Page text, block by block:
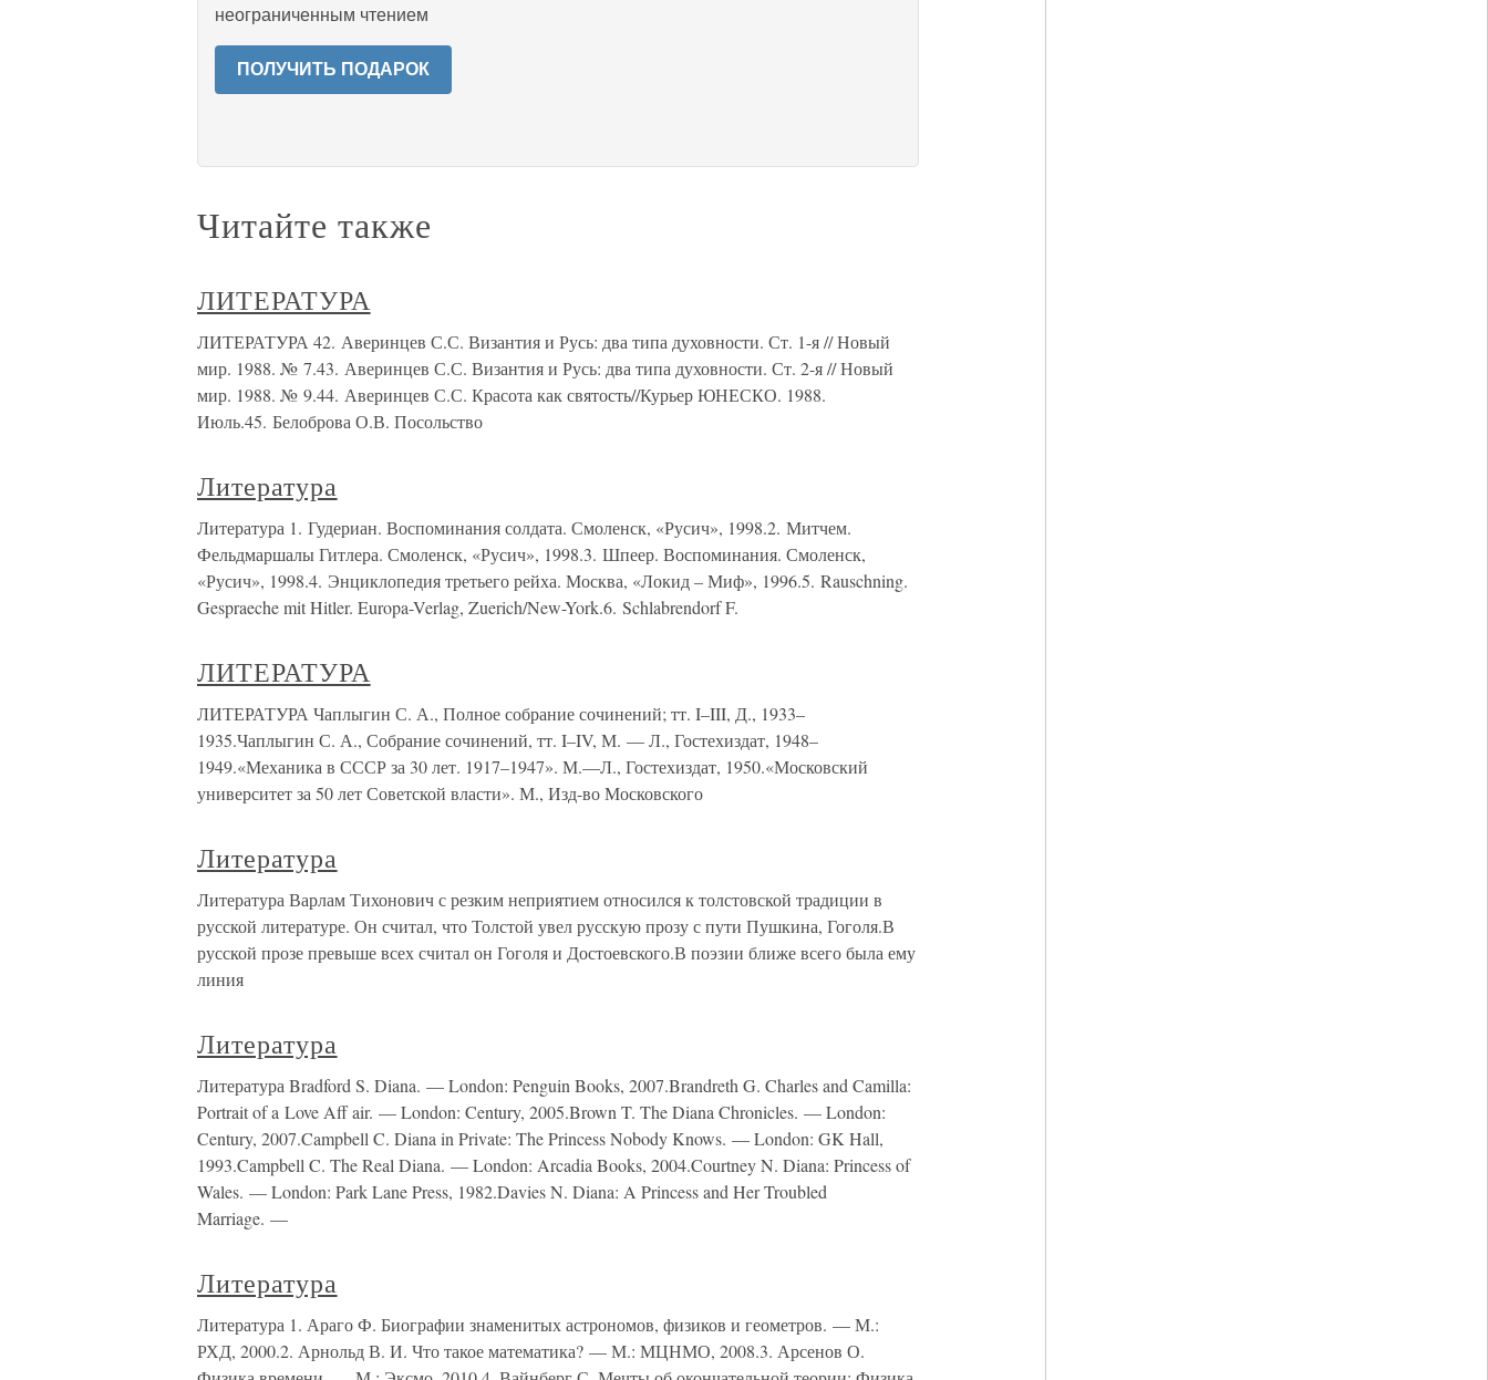
неограниченным чтением
ПОЛУЧИТЬ ПОДАРОК
Читайте также
ЛИТЕРАТУРА
ЛИТЕРАТУРА 42. Аверинцев С.С. Византия и Русь: два типа духовности. Ст. 1-я // Новый
мир. 1988. № 7.43. Аверинцев С.С. Византия и Русь: два типа духовности. Ст. 2-я // Новый
мир. 1988. № 9.44. Аверинцев С.С. Красота как святость//Курьер ЮНЕСКО. 1988.
Июль.45. Белоброва О.В. Посольство
Литература
Литература 1. Гудериан. Воспоминания солдата. Смоленск, «Русич», 1998.2. Митчем.
Фельдмаршалы Гитлера. Смоленск, «Русич», 1998.3. Шпеер. Воспоминания. Смоленск,
«Русич», 1998.4. Энциклопедия третьего рейха. Москва, «Локид – Миф», 1996.5. Rauschning.
Gespraeche mit Hitler. Europa-Verlag, Zuerich/New-York.6. Schlabrendorf F.
ЛИТЕРАТУРА
ЛИТЕРАТУРА Чаплыгин С. А., Полное собрание сочинений; тт. I–III, Д., 1933–
1935.Чаплыгин С. А., Собрание сочинений, тт. I–IV, М. — Л., Гостехиздат, 1948–
1949.«Механика в СССР за 30 лет. 1917–1947». М.—Л., Гостехиздат, 1950.«Московский
университет за 50 лет Советской власти». М., Изд-во Московского
Литература
Литература Варлам Тихонович с резким неприятием относился к толстовской традиции в
русской литературе. Он считал, что Толстой увел русскую прозу с пути Пушкина, Гоголя.В
русской прозе превыше всех считал он Гоголя и Достоевского.В поэзии ближе всего была ему
линия
Литература
Литература Bradford S. Diana. — London: Penguin Books, 2007.Brandreth G. Charles and Camilla:
Portrait of a Love Aff air. — London: Century, 2005.Brown T. The Diana Chronicles. — London:
Century, 2007.Campbell C. Diana in Private: The Princess Nobody Knows. — London: GK Hall,
1993.Campbell C. The Real Diana. — London: Arcadia Books, 2004.Courtney N. Diana: Princess of
Wales. — London: Park Lane Press, 1982.Davies N. Diana: A Princess and Her Troubled
Marriage. —
Литература
Литература 1. Араго Ф. Биографии знаменитых астрономов, физиков и геометров. — М.:
РХД, 2000.2. Арнольд В. И. Что такое математика? — М.: МЦНМО, 2008.3. Арсенов О.